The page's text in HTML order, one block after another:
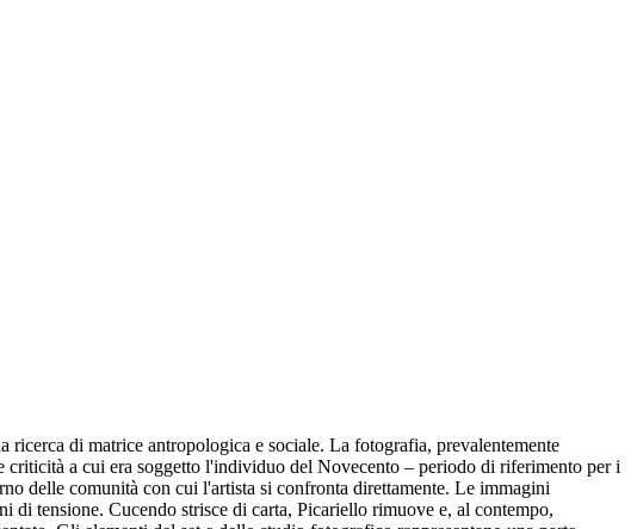
di matrice antropologica e sociale. La fotografia, prevalentemente
a cui era soggetto l'individuo del Novecento – periodo di riferimento per i
delle comunità con cui l'artista si confronta direttamente. Le immagini
di tensione. Cucendo strisce di carta, Picariello rimuove e, al contempo,